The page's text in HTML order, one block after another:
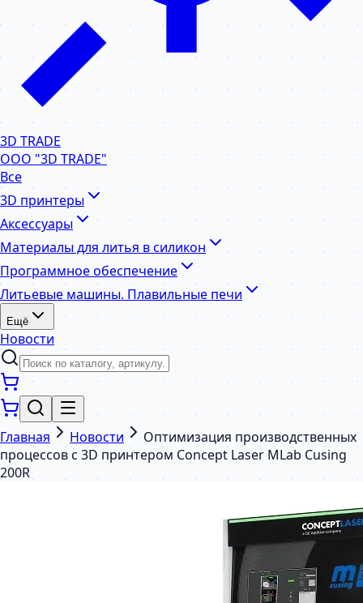
3D TRADE
ООО "3D TRADE"
Все
3D принтеры
Аксессуары
Материалы для литья в силикон
Программное обеспечение
Литьевые машины. Плавильные печи
Ещё
Новости
Главная Новости
Оптимизация производственных
процессов с 3D принтером Concept Laser MLab Cusing
200R